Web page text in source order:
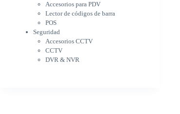
POS
Seguridad
Accesorios CCTV
CCTV
DVR & NVR
Sin categorizar
Accesorios para PDV
Lector de códigos de barra
POS
Seguridad
Accesorios CCTV
CCTV
DVR & NVR